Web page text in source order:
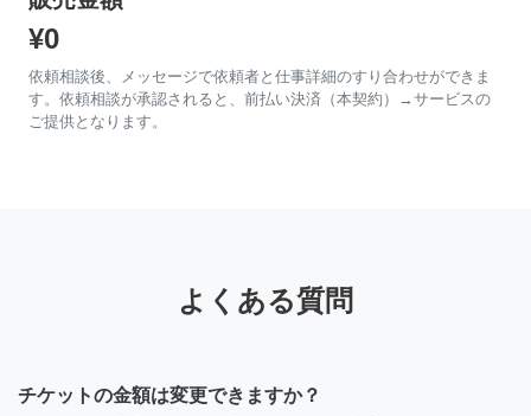
¥0
依頼相談後、メッセージで依頼者と仕事詳細のすり合わせができま
す。依頼相談が承認されると、前払い決済（本契約）→サービスの
ご提供となります。
よくある質問
チケットの金額は変更できますか？